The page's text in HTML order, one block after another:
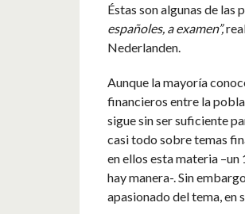
Éstas son algunas de
españoles, a examen”,
Nederlanden.
Aunque la mayoría
financieros entre la
sigue sin ser suficiente
casi todo sobre temas
en ellos esta materia
hay manera-. Sin
apasionado del tema, en